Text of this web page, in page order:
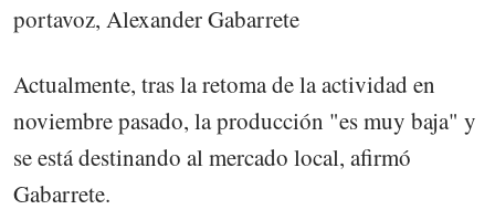
portavoz, Alexander Gabarrete
Actualmente, tras la retoma de la actividad en
noviembre pasado, la producción "es muy baja" y
se está destinando al mercado local, afirmó
Gabarrete.